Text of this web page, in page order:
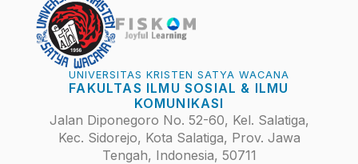
UNIVERSITAS KRISTEN SATYA WACANA
FAKULTAS ILMU SOSIAL & ILMU
KOMUNIKASI
Jalan Diponegoro No. 52-60, Kel. Salatiga,
Kec. Sidorejo, Kota Salatiga, Prov. Jawa
Tengah, Indonesia, 50711